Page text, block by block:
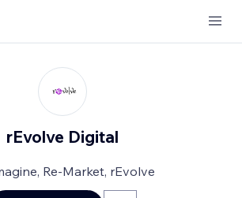
rEvolve Digital
Re-Market, rEvolve